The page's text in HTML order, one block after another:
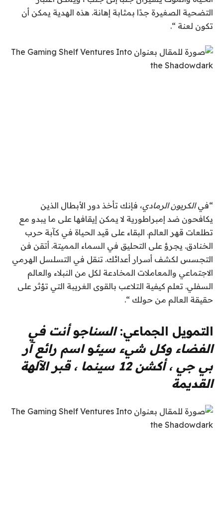
التضحية الصغيرة جدًا بمثابة إهانة. هذه الهدية يمكن أن
تكون لعنة “.
“فيالكربون الرمادي، فإنك تأخذ دور الأبطال الذين
يكافحون ضد إمبراطورية لا يمكن إيقافها على ما يبدو مع
تطلعات قهر العالم. البقاء على قيد الحياة في كآبة حرب
الخنادق. يجرؤ على التحليق في السماء المميتة. أتقن فن
التجسس لكشف أسرار أعدائك. تنقل في التسلسل الهرمي
الاجتماعي والمعاملات المخادعة لكل من النبلاء والعالم
السفلي. تعلم كيفية التلاعب بالقوى الغريبة التي تؤثر على
حقيقة العالم من حولك “.
التمويل الجماعي:السناجوأنت في
الفضاء وكل شيء سيئواسم رائع آر
بي جي ، أكشن 12 سينما ، قبر الآلهة
القديمة